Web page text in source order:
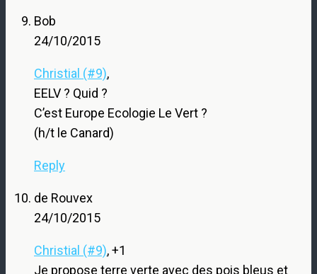
Bob
24/10/2015
Christial (#9),
EELV ? Quid ?
C’est Europe Ecologie Le Vert ?
(h/t le Canard)
Reply
de Rouvex
24/10/2015
Christial (#9), +1
Je propose terre verte avec des pois bleus et